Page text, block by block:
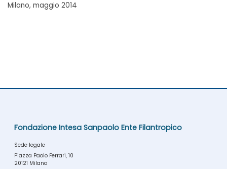
Milano, maggio 2014
Fondazione Intesa Sanpaolo Ente Filantropico
Sede legale
Piazza Paolo Ferrari, 10
20121 Milano